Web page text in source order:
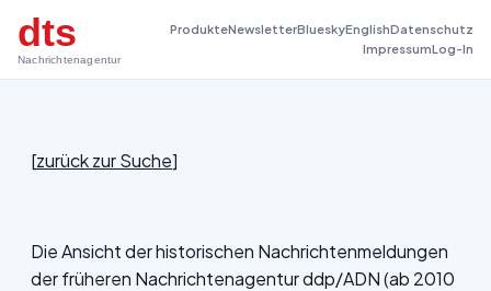
dts
Nachrichtenagentur
ProdukteNewsletterBlueskyEnglishDatenschutz
ImpressumLog-In
[zurück zur Suche]
Die Ansicht der historischen Nachrichtenmeldungen
der früheren Nachrichtenagentur ddp/ADN (ab 2010